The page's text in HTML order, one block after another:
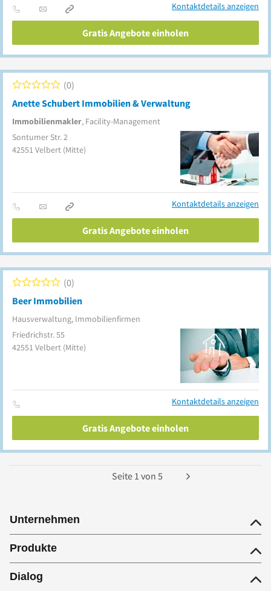
Kontaktdetails anzeigen
Gratis Angebote einholen
Anette Schubert Immobilien & Verwaltung
Immobilienmakler, Facility-Management
0
Sontumer Str. 2
42551 Velbert (Mitte)
Kontaktdetails anzeigen
Gratis Angebote einholen
Beer Immobilien
Hausverwaltung, Immobilienfirmen
0
Friedrichstr. 55
42551 Velbert (Mitte)
Kontaktdetails anzeigen
Gratis Angebote einholen
Seite 1 von 5
Unternehmen
Produkte
Dialog